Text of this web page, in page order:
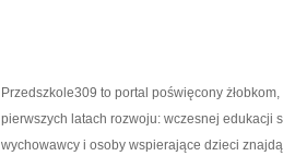
Przedszkole309 to portal poświęcony
pierwszych latach rozwoju: wczesnej edukacji
wychowawcy i osoby wspierające dzieci